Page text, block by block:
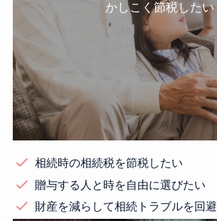
かしこく節税したい
相続時の相続税を節税したい
贈与する人と時を自由に選びたい
財産を減らして相続トラブルを回避